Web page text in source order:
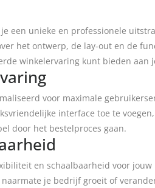
een unieke en professionele
het ontwerp, de lay-out en de
winkelervaring kunt bieden aan
voor maximale
interface toe te
door het bestelproces gaan.
en schaalbaarheid voor
je bedrijf groeit of